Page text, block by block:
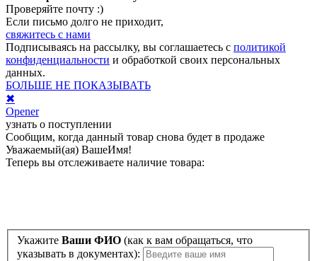
Проверяйте почту :)
Если письмо долго не приходит,
свяжитесь с нами
Подписываясь на рассылку, вы соглашаетесь с политикой
конфиденциальности и обработкой своих персональных
данных.
БОЛЬШЕ НЕ ПОКАЗЫВАТЬ
✖
Opener
узнать о поступлении
Сообщим, когда данный товар снова будет в продаже
Уважаемый(ая) ВашеИмя!
Теперь вы отслеживаете наличие товара:
Укажите Ваши ФИО
указывать в документах):